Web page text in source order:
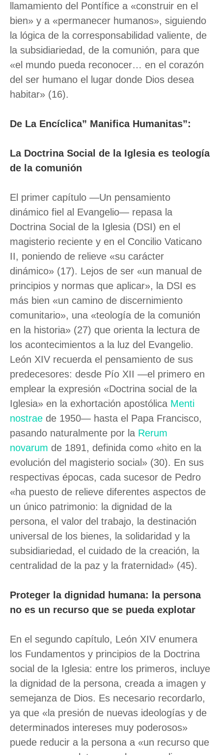
llamamiento del Pontífice a «construir en el
bien» y a «permanecer humanos», siguiendo
la lógica de la corresponsabilidad valiente, de
la subsidiariedad, de la comunión, para que
«el mundo pueda reconocer… en el corazón
del ser humano el lugar donde Dios desea
habitar» (16).
De La Encíclica” Manifica Humanitas”:
La Doctrina Social de la Iglesia es teología
de la comunión
El primer capítulo —Un pensamiento
dinámico fiel al Evangelio— repasa la
Doctrina Social de la Iglesia (DSI) en el
magisterio reciente y en el Concilio Vaticano
II, poniendo de relieve «su carácter
dinámico» (17). Lejos de ser «un manual de
principios y normas que aplicar», la DSI es
más bien «un camino de discernimiento
comunitario», una «teología de la comunión
en la historia» (27) que orienta la lectura de
los acontecimientos a la luz del Evangelio.
León XIV recuerda el pensamiento de sus
predecesores: desde Pío XII —el primero en
emplear la expresión «Doctrina social de la
Iglesia» en la exhortación apostólica Menti
nostrae de 1950— hasta el Papa Francisco,
pasando naturalmente por la Rerum
novarum de 1891, definida como «hito en la
evolución del magisterio social» (30). En sus
respectivas épocas, cada sucesor de Pedro
«ha puesto de relieve diferentes aspectos de
un único patrimonio: la dignidad de la
persona, el valor del trabajo, la destinación
universal de los bienes, la solidaridad y la
subsidiariedad, el cuidado de la creación, la
centralidad de la paz y la fraternidad» (45).
Proteger la dignidad humana: la persona
no es un recurso que se pueda explotar
En el segundo capítulo, León XIV enumera
los Fundamentos y principios de la Doctrina
social de la Iglesia: entre los primeros, incluye
la dignidad de la persona, creada a imagen y
semejanza de Dios. Es necesario recordarlo,
ya que «la presión de nuevas ideologías y de
determinados intereses muy poderosos»
puede reducir a la persona a «un recurso que